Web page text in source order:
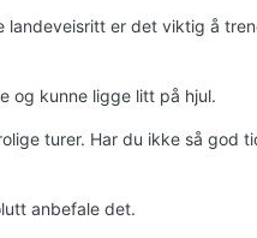
landeveisritt er det viktig å
og kunne ligge litt på hjul.
turer. Har du ikke så god
anbefale det.